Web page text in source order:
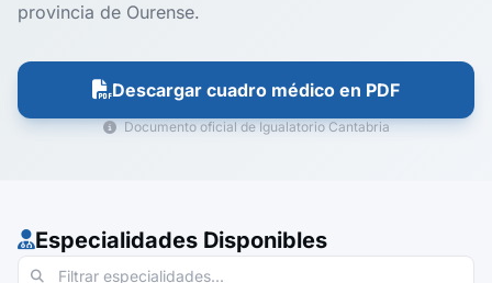
provincia de Ourense.
Descargar cuadro médico en PDF
Documento oficial de Igualatorio Cantabria
Especialidades Disponibles